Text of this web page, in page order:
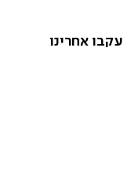
עקבו אחרינו